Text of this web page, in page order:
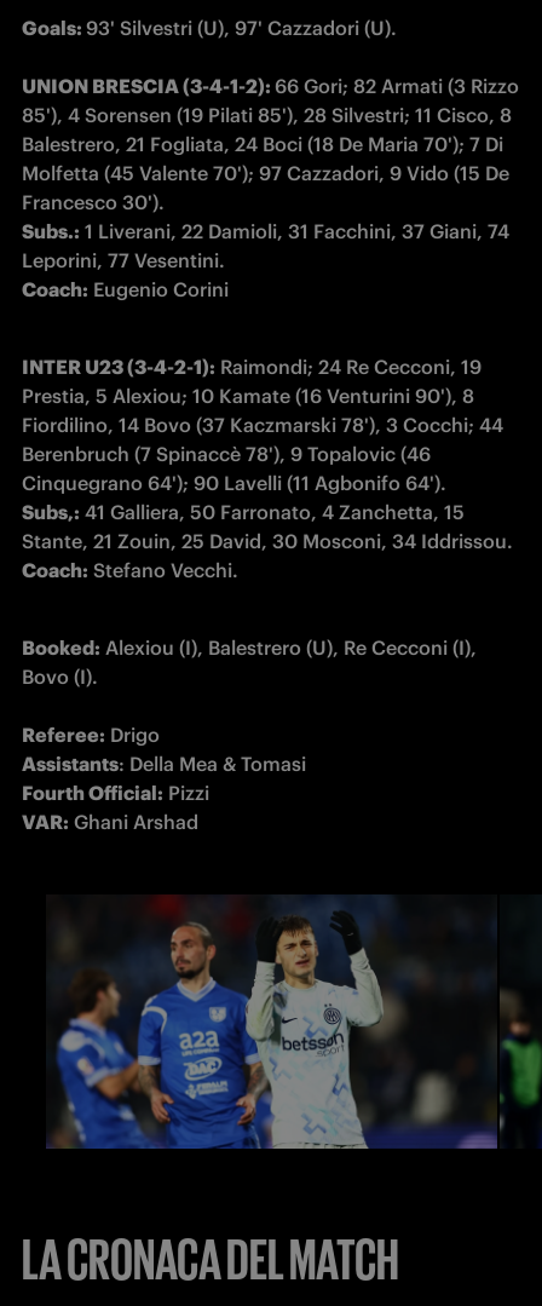
Goals: 93' Silvestri (U), 97' Cazzadori (U).
UNION BRESCIA (3-4-1-2): 66 Gori; 82 Armati (3 Rizzo
85'), 4 Sorensen (19 Pilati 85'), 28 Silvestri; 11 Cisco, 8
Balestrero, 21 Fogliata, 24 Boci (18 De Maria 70'); 7 Di
Molfetta (45 Valente 70'); 97 Cazzadori, 9 Vido (15 De
Subs.: 1 Liverani, 22 Damioli, 31 Facchini, 37 Giani, 74
Coach: Eugenio Corini
INTER U23 (3-4-2-1): Raimondi; 24 Re Cecconi, 19
Prestia, 5 Alexiou; 10 Kamate (16 Venturini 90'), 8
Fiordilino, 14 Bovo (37 Kaczmarski 78'), 3 Cocchi; 44
Berenbruch (7 Spinaccè 78'), 9 Topalovic (46
Subs,: 41 Galliera, 50 Farronato, 4 Zanchetta, 15
Coach: Stefano Vecchi.
Booked: Alexiou (I), Balestrero (U), Re Cecconi (I),
Bovo (I).
Referee:
Assistants
Fourth Official:
VAR: Ghani Arshad
LA CRONACA DEL MATCH